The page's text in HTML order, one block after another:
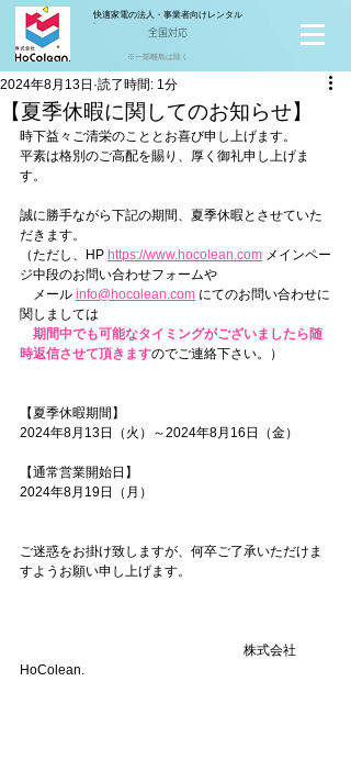
快適家電の法人・事業者向けレンタル
全国対応
※一部離島は除く
【夏季休暇に関してのお知らせ】
2024年8月13日 読了時間: 1分
時下益々ご清栄のこととお喜び申し上げます。
平素は格別のご高配を賜り、厚く御礼申し上げま
す。
誠に勝手ながら下記の期間、夏季休暇とさせていた
だきます。
（ただし、HP https://www.hocolean.com メインペー
ジ中段のお問い合わせフォームや
メール info@hocolean.com にてのお問い合わせに
関しましては
期間中でも可能なタイミングがございましたら随
時返信させて頂きますのでご連絡下さい。）
【夏季休暇期間】
2024年8月13日（火）～2024年8月16日（金）
【通常営業開始日】
2024年8月19日（月）
ご迷惑をお掛け致しますが、何卒ご了承いただけま
すようお願い申し上げます。
株式会社
HoColean.